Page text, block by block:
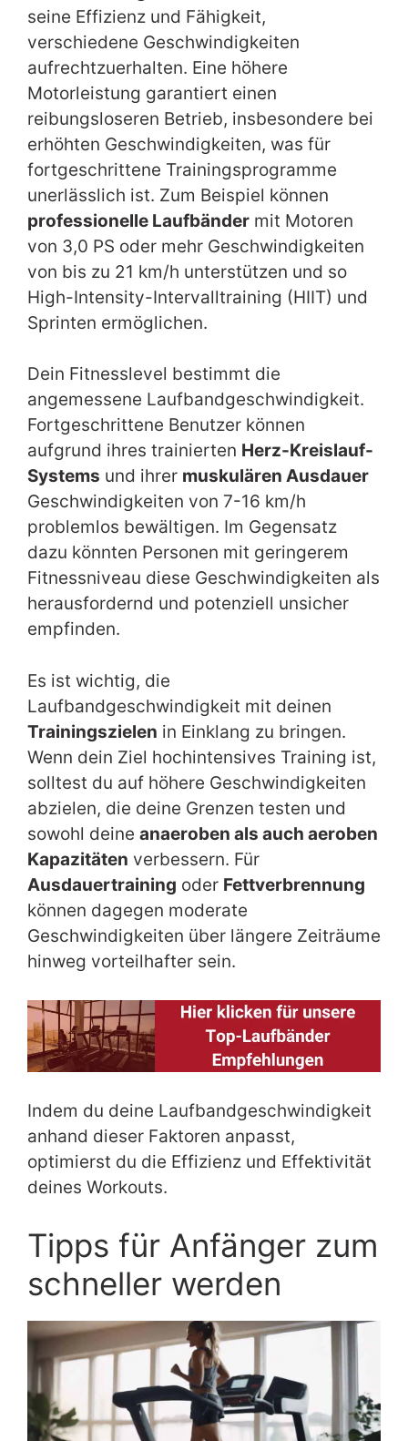
seine Effizienz und Fähigkeit,
verschiedene Geschwindigkeiten
aufrechtzuerhalten. Eine höhere
Motorleistung garantiert einen
reibungsloseren Betrieb, insbesondere bei
erhöhten Geschwindigkeiten, was für
fortgeschrittene Trainingsprogramme
unerlässlich ist. Zum Beispiel können
professionelle Laufbänder mit Motoren
von 3,0 PS oder mehr Geschwindigkeiten
von bis zu 21 km/h unterstützen und so
High-Intensity-Intervalltraining (HIIT) und
Sprinten ermöglichen.
Dein Fitnesslevel bestimmt die
angemessene Laufbandgeschwindigkeit.
Fortgeschrittene Benutzer können
aufgrund ihres trainierten Herz-Kreislauf-
Systems und ihrer muskulären Ausdauer
Geschwindigkeiten von 7-16 km/h
problemlos bewältigen. Im Gegensatz
dazu könnten Personen mit geringerem
Fitnessniveau diese Geschwindigkeiten als
herausfordernd und potenziell unsicher
empfinden.
Es ist wichtig, die
Laufbandgeschwindigkeit mit deinen
Trainingszielen in Einklang zu bringen.
Wenn dein Ziel hochintensives Training ist,
solltest du auf höhere Geschwindigkeiten
abzielen, die deine Grenzen testen und
sowohl deine anaeroben als auch aeroben
Kapazitäten verbessern. Für
Ausdauertraining oder Fettverbrennung
können dagegen moderate
Geschwindigkeiten über längere Zeiträume
hinweg vorteilhafter sein.
Indem du deine Laufbandgeschwindigkeit
anhand dieser Faktoren anpasst,
optimierst du die Effizienz und Effektivität
deines Workouts.
Tipps für Anfänger zum
schneller werden